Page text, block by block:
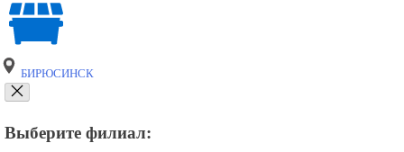
БИРЮСИНСК
Выберите филиал: